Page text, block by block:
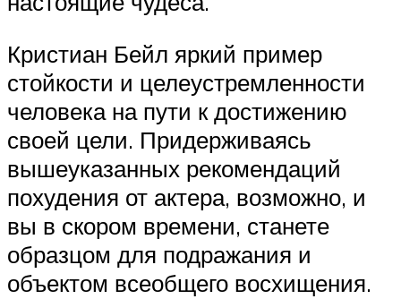
Кристиан Бейл яркий пример
стойкости и целеустремленности
человека на пути к достижению
своей цели. Придерживаясь
вышеуказанных рекомендаций
похудения от актера, возможно, и
вы в скором времени, станете
образцом для подражания и
объектом всеобщего восхищения.